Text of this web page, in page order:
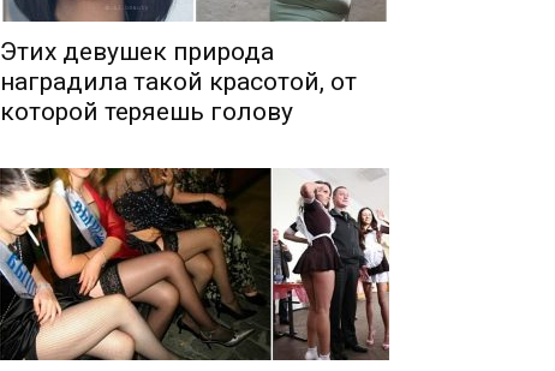
Этих девушек природа
наградила такой красотой, от
которой теряешь голову